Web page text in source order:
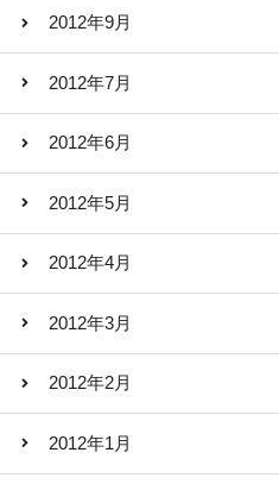
2012年9月
2012年7月
2012年6月
2012年5月
2012年4月
2012年3月
2012年2月
2012年1月